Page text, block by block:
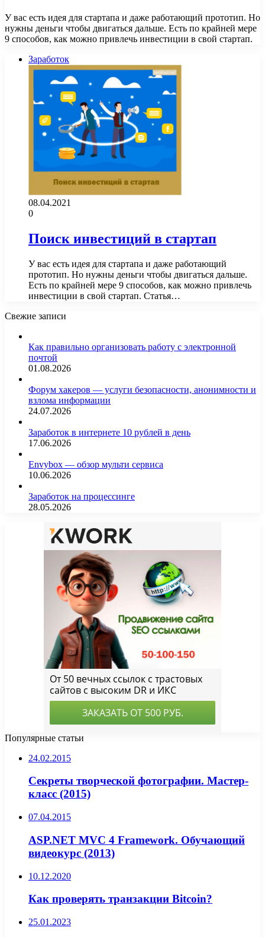
У вас есть идея для стартапа и даже работающий прототип. Но
нужны деньги чтобы двигаться дальше. Есть по крайней мере
9 способов, как можно привлечь инвестиции в свой стартап.
Заработок
08.04.2021
0
Поиск инвестиций в стартап
У вас есть идея для стартапа и даже работающий
прототип. Но нужны деньги чтобы двигаться дальше.
Есть по крайней мере 9 способов, как можно привлечь
инвестиции в свой стартап. Статья…
Свежие записи
Как правильно организовать работу с электронной
почтой
01.08.2026
Форум хакеров — услуги безопасности, анонимности и
взлома информации
24.07.2026
Заработок в интернете 10 рублей в день
17.06.2026
Envybox — обзор мульти сервиса
10.06.2026
Заработок на процессинге
28.05.2026
Популярные статьи
24.02.2015
Секреты творческой фотографии. Мастер-
класс (2015)
07.04.2015
ASP.NET MVC 4 Framework. Обучающий
видеокурс (2013)
10.12.2020
Как проверять транзакции Bitcoin?
25.01.2023